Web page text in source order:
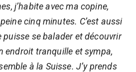
j’habite avec ma copine,
cinq minutes. C’est aussi
puisse se balader et découvrir
endroit tranquille et sympa,
à la Suisse. J’y prends